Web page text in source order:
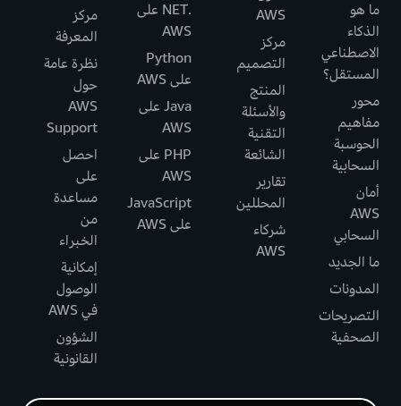
ما هو
الذكاء
الاصطناعي
المستقل؟
محور
مفاهيم
الحوسبة
السحابية
أمان
AWS
السحابي
ما الجديد
المدونات
التصريحات
الصحفية
AWS
مركز
التصميم
المنتج
والأسئلة
التقنية
الشائعة
تقارير
المحللين
شركاء
AWS
.NET على
AWS
Python
على AWS
Java على
AWS
PHP على
AWS
JavaScript
على AWS
مركز
المعرفة
نظرة عامة
حول
AWS
Support
احصل
على
مساعدة
من
الخبراء
إمكانية
الوصول
في AWS
الشؤون
القانونية